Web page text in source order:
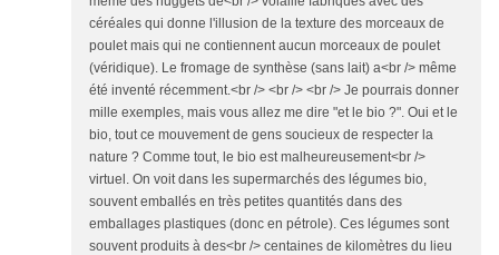
céréales qui donne l'illusion de la texture des morceaux de
poulet mais qui ne contiennent aucun morceaux de poulet
(véridique). Le fromage de synthèse (sans lait) a<br /> même
été inventé récemment.<br /> <br /> <br /> Je pourrais donner
mille exemples, mais vous allez me dire "et le bio ?". Oui et le
bio, tout ce mouvement de gens soucieux de respecter la
nature ? Comme tout, le bio est malheureusement<br />
virtuel. On voit dans les supermarchés des légumes bio,
souvent emballés en très petites quantités dans des
emballages plastiques (donc en pétrole). Ces légumes sont
souvent produits à des<br /> centaines de kilomètres du lieu